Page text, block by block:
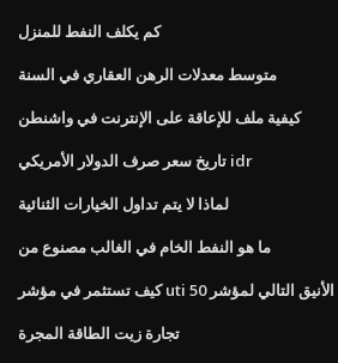
كم يكلف النفط للمنزل
متوسط ​​معدلات الرهن العقاري في السنة
كيفية ملف للإعاقة على الإنترنت في واشنطن
تاريخ سعر صرف الدولار الأمريكي idr
لماذا لا يتم تداول الخيارات الثنائية
ما هو النفط الخام في الغالب مصنوع من
كيف تستثمر في مؤشر uti الأنيق التالي لمؤشر 50
تجارة زيت الطاقة المجرة